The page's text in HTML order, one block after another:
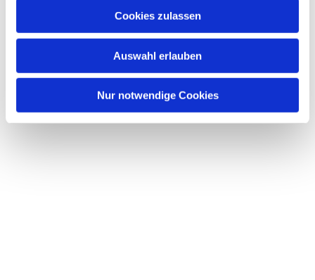
Cookies zulassen
Auswahl erlauben
Nur notwendige Cookies